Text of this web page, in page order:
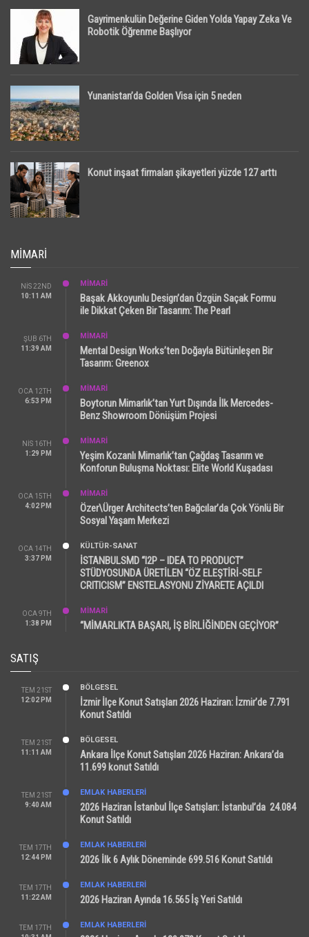
Gayrimenkulün Değerine Giden Yolda Yapay Zeka Ve
Robotik Öğrenme Başlıyor
Yunanistan’da Golden Visa için 5 neden
Konut inşaat firmaları şikayetleri yüzde 127 arttı
MIMARI
NIS 22ND
10:11 AM
MİMARİ
Başak Akkoyunlu Design’dan Özgün Saçak Formu
ile Dikkat Çeken Bir Tasarım: The Pearl
ŞUB 6TH
11:39 AM
MİMARİ
Mental Design Works’ten Doğayla Bütünleşen Bir
Tasarım: Greenox
OCA 12TH
6:53 PM
MİMARİ
Boytorun Mimarlık’tan Yurt Dışında İlk Mercedes-
Benz Showroom Dönüşüm Projesi
NIS 16TH
1:29 PM
MİMARİ
Yeşim Kozanlı Mimarlık’tan Çağdaş Tasarım ve
Konforun Buluşma Noktası: Elite World Kuşadası
OCA 15TH
4:02 PM
MİMARİ
Özer\Ürger Architects’ten Bağcılar’da Çok Yönlü Bir
Sosyal Yaşam Merkezi
OCA 14TH
3:37 PM
KÜLTÜR-SANAT
İSTANBULSMD “I2P – IDEA TO PRODUCT”
STÜDYOSUNDA ÜRETİLEN “ÖZ ELEŞTİRİ-SELF
CRITICISM” ENSTELASYONU ZİYARETE AÇILDI
OCA 9TH
1:38 PM
MİMARİ
“MİMARLIKTA BAŞARI, İŞ BİRLİĞİNDEN GEÇİYOR”
SATIŞ
TEM 21ST
12:02 PM
BÖLGESEL
İzmir İlçe Konut Satışları 2026 Haziran: İzmir’de 7.791
Konut Satıldı
TEM 21ST
11:11 AM
BÖLGESEL
Ankara İlçe Konut Satışları 2026 Haziran: Ankara’da
11.699 konut Satıldı
TEM 21ST
9:40 AM
EMLAK HABERLERI
2026 Haziran İstanbul İlçe Satışları: İstanbul’da 24.084
Konut Satıldı
TEM 17TH
12:44 PM
EMLAK HABERLERI
2026 İlk 6 Aylık Döneminde 699.516 Konut Satıldı
TEM 17TH
11:22 AM
EMLAK HABERLERI
2026 Haziran Ayında 16.565 İş Yeri Satıldı
TEM 17TH
EMLAK HABERLERI